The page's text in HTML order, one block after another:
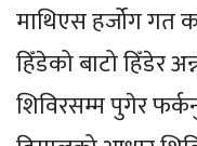
माथिएस हर्जोग गत
हिँडेको बाटो हिँडेर
शिविरसम्म पुगेर